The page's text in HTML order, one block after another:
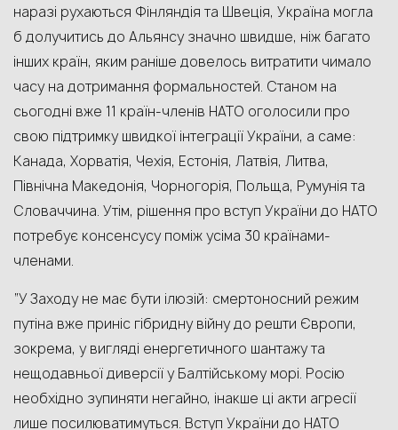
наразі рухаються Фінляндія та Швеція, Україна могла
б долучитись до Альянсу значно швидше, ніж багато
інших країн, яким раніше довелось витратити чимало
часу на дотримання формальностей. Станом на
сьогодні вже 11 країн-членів НАТО оголосили про
свою підтримку швидкої інтеграції України, а саме:
Канада, Хорватія, Чехія, Естонія, Латвія, Литва,
Північна Македонія, Чорногорія, Польща, Румунія та
Словаччина. Утім, рішення про вступ України до НАТО
потребує консенсусу поміж усіма 30 країнами-
членами.
“У Заходу не має бути ілюзій: смертоносний режим
путіна вже приніс гібридну війну до решти Європи,
зокрема, у вигляді енергетичного шантажу та
нещодавньої диверсії у Балтійському морі. Росію
необхідно зупиняти негайно, інакше ці акти агресії
лише посилюватимуться. Вступ України до НАТО